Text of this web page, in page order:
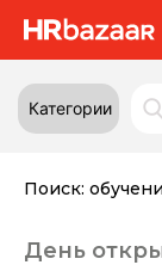
Категории
Поиск:
День